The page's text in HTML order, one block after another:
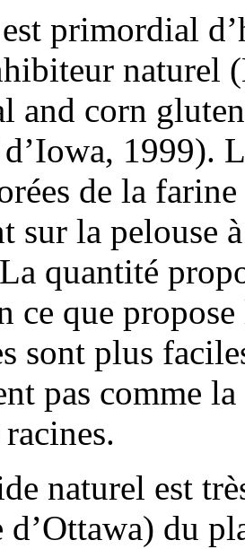
primordial
naturel
and corn
1999).
de la
sur la pelouse
quantité
ce que
sont plus
pas comme
naturel est
du